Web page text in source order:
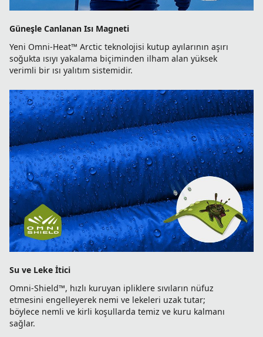
Güneşle Canlanan Isı Magneti
Yeni Omni-Heat™ Arctic teknolojisi kutup ayılarının aşırı
soğukta ısıyı yakalama biçiminden ilham alan yüksek
verimli bir ısı yalıtım sistemidir.
Su ve Leke İtici
Omni-Shield™, hızlı kuruyan ipliklere sıvıların nüfuz
etmesini engelleyerek nemi ve lekeleri uzak tutar;
böylece nemli ve kirli koşullarda temiz ve kuru kalmanı
sağlar.